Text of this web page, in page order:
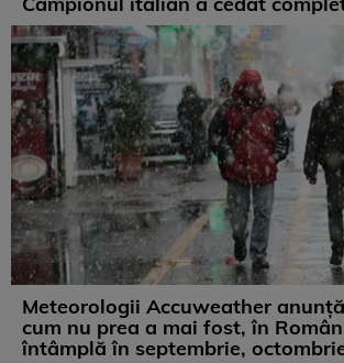
Meteorologii Accuweather
cum nu prea a mai fost, în
întâmplă în septembrie,